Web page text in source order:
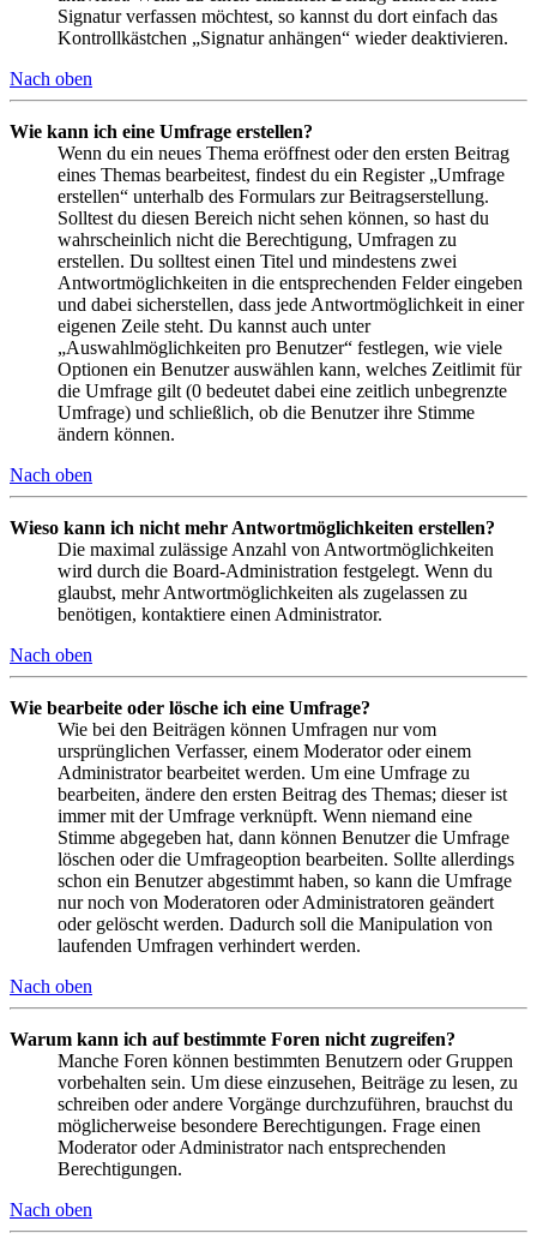
Signatur verfassen möchtest, so kannst du dort einfach das
Kontrollkästchen „Signatur anhängen“ wieder deaktivieren.
Nach oben
Wie kann ich eine Umfrage erstellen?
Wenn du ein neues Thema eröffnest oder den ersten Beitrag
eines Themas bearbeitest, findest du ein Register „Umfrage
erstellen“ unterhalb des Formulars zur Beitragserstellung.
Solltest du diesen Bereich nicht sehen können, so hast du
wahrscheinlich nicht die Berechtigung, Umfragen zu
erstellen. Du solltest einen Titel und mindestens zwei
Antwortmöglichkeiten in die entsprechenden Felder eingeben
und dabei sicherstellen, dass jede Antwortmöglichkeit in einer
eigenen Zeile steht. Du kannst auch unter
„Auswahlmöglichkeiten pro Benutzer“ festlegen, wie viele
Optionen ein Benutzer auswählen kann, welches Zeitlimit für
die Umfrage gilt (0 bedeutet dabei eine zeitlich unbegrenzte
Umfrage) und schließlich, ob die Benutzer ihre Stimme
ändern können.
Nach oben
Wieso kann ich nicht mehr Antwortmöglichkeiten erstellen?
Die maximal zulässige Anzahl von Antwortmöglichkeiten
wird durch die Board-Administration festgelegt. Wenn du
glaubst, mehr Antwortmöglichkeiten als zugelassen zu
benötigen, kontaktiere einen Administrator.
Nach oben
Wie bearbeite oder lösche ich eine Umfrage?
Wie bei den Beiträgen können Umfragen nur vom
ursprünglichen Verfasser, einem Moderator oder einem
Administrator bearbeitet werden. Um eine Umfrage zu
bearbeiten, ändere den ersten Beitrag des Themas; dieser ist
immer mit der Umfrage verknüpft. Wenn niemand eine
Stimme abgegeben hat, dann können Benutzer die Umfrage
löschen oder die Umfrageoption bearbeiten. Sollte allerdings
schon ein Benutzer abgestimmt haben, so kann die Umfrage
nur noch von Moderatoren oder Administratoren geändert
oder gelöscht werden. Dadurch soll die Manipulation von
laufenden Umfragen verhindert werden.
Nach oben
Warum kann ich auf bestimmte Foren nicht zugreifen?
Manche Foren können bestimmten Benutzern oder Gruppen
vorbehalten sein. Um diese einzusehen, Beiträge zu lesen, zu
schreiben oder andere Vorgänge durchzuführen, brauchst du
möglicherweise besondere Berechtigungen. Frage einen
Moderator oder Administrator nach entsprechenden
Berechtigungen.
Nach oben